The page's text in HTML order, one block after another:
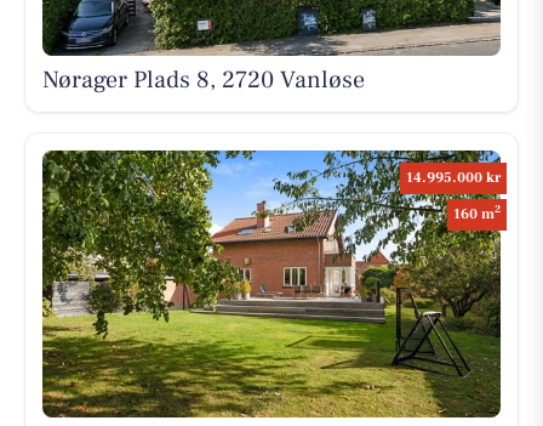
Nørager Plads 8, 2720 Vanløse
14.995.000 kr
160 m2